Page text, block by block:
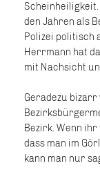
Scheinheiligkeit.
den Jahren als
Polizei politisch
Herrmann hat
mit Nachsicht
Geradezu bizarr
Bezirk. Wenn
dass man im
kann man nur